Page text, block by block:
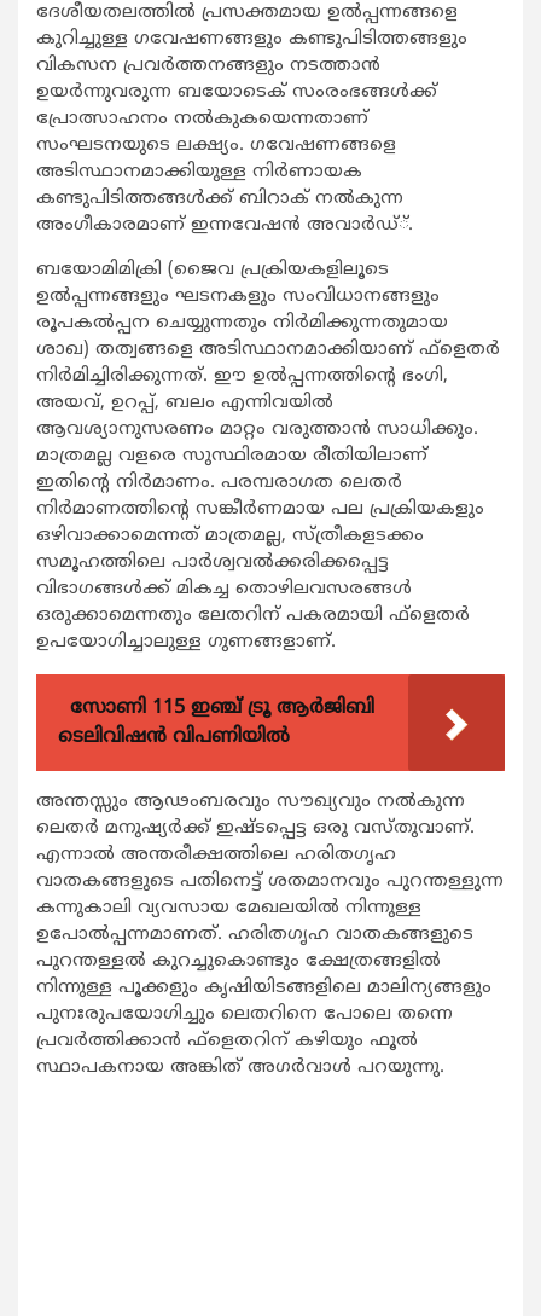
ദേശീയതലത്തില്‍ പ്രസക്തമായ ഉല്‍പ്പന്നങ്ങളെ
കുറിച്ചുള്ള ഗവേഷണങ്ങളും കണ്ടുപിടിത്തങ്ങളും
വികസന പ്രവര്‍ത്തനങ്ങളും നടത്താന്‍
ഉയര്‍ന്നുവരുന്ന ബയോടെക് സംരംഭങ്ങള്‍ക്ക്
പ്രോത്സാഹനം നല്‍കുകയെന്നതാണ്
സംഘടനയുടെ ലക്ഷ്യം. ഗവേഷണങ്ങളെ
അടിസ്ഥാനമാക്കിയുള്ള നിര്‍ണായക
കണ്ടുപിടിത്തങ്ങള്‍ക്ക് ബിറാക് നല്‍കുന്ന
അംഗീകാരമാണ് ഇന്നവേഷന്‍ അവാര്‍ഡ്്.
ബയോമിമിക്രി (ജൈവ പ്രക്രിയകളിലൂടെ
ഉല്‍പ്പന്നങ്ങളും ഘടനകളും സംവിധാനങ്ങളും
രൂപകല്‍പ്പന ചെയ്യുന്നതും നിര്‍മിക്കുന്നതുമായ
ശാഖ) തത്വങ്ങളെ അടിസ്ഥാനമാക്കിയാണ് ഫ്‌ളെതര്‍
നിര്‍മിച്ചിരിക്കുന്നത്. ഈ ഉല്‍പ്പന്നത്തിന്റെ ഭംഗി,
അയവ്, ഉറപ്പ്, ബലം എന്നിവയില്‍
ആവശ്യാനുസരണം മാറ്റം വരുത്താന്‍ സാധിക്കും.
മാത്രമല്ല വളരെ സുസ്ഥിരമായ രീതിയിലാണ്
ഇതിന്റെ നിര്‍മാണം. പരമ്പരാഗത ലെതര്‍
നിര്‍മാണത്തിന്റെ സങ്കീര്‍ണമായ പല പ്രക്രിയകളും
ഒഴിവാക്കാമെന്നത് മാത്രമല്ല, സ്ത്രീകളടക്കം
സമൂഹത്തിലെ പാര്‍ശ്വവല്‍ക്കരിക്കപ്പെട്ട
വിഭാഗങ്ങള്‍ക്ക് മികച്ച തൊഴിലവസരങ്ങള്‍
ഒരുക്കാമെന്നതും ലേതറിന് പകരമായി ഫ്‌ളെതര്‍
ഉപയോഗിച്ചാലുള്ള ഗുണങ്ങളാണ്.
സോണി 115 ഇഞ്ച് ട്രൂ ആർജിബി
ടെലിവിഷൻ വിപണിയിൽ
അന്തസ്സും ആഢംബരവും സൗഖ്യവും നല്‍കുന്ന
ലെതര്‍ മനുഷ്യര്‍ക്ക് ഇഷ്ടപ്പെട്ട ഒരു വസ്തുവാണ്.
എന്നാല്‍ അന്തരീക്ഷത്തിലെ ഹരിതഗൃഹ
വാതകങ്ങളുടെ പതിനെട്ട് ശതമാനവും പുറന്തള്ളുന്ന
കന്നുകാലി വ്യവസായ മേഖലയില്‍ നിന്നുള്ള
ഉപോല്‍പ്പന്നമാണത്. ഹരിതഗൃഹ വാതകങ്ങളുടെ
പുറന്തള്ളല്‍ കുറച്ചുകൊണ്ടും ക്ഷേത്രങ്ങളില്‍
നിന്നുള്ള പൂക്കളും കൃഷിയിടങ്ങളിലെ മാലിന്യങ്ങളും
പുനഃരുപയോഗിച്ചും ലെതറിനെ പോലെ തന്നെ
പ്രവര്‍ത്തിക്കാന്‍ ഫ്‌ളെതറിന് കഴിയും ഫൂല്‍
സ്ഥാപകനായ അങ്കിത് അഗര്‍വാള്‍ പറയുന്നു.